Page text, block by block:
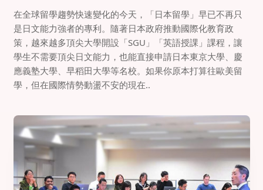
在全球留學趨勢快速變化的今天，「日本留學」早已不再只
是日文能力強者的專利。隨著日本政府推動國際化教育政
策，越來越多頂尖大學開設「SGU」「英語授課」課程，讓
學生不需要頂尖日文能力，也能直接申請日本東京大學、慶
應義塾大學、早稻田大學等名校。如果你原本打算往歐美留
學，但在國際情勢動盪不安的現在..